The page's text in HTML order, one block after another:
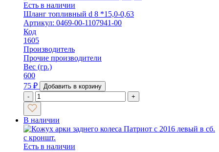
Есть в наличии
Шланг топливный d 8 *15,0-0,63
Артикул: 0469-00-1107941-00
Код
1605
Производитель
Прочие производители
Вес (гр.)
600
75 ₽
Добавить в корзину
-
+
В наличии
Есть в наличии